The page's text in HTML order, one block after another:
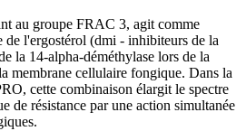
au groupe FRAC 3, agit comme
de l'ergostérol (dmi - inhibiteurs de la
la 14-alpha-déméthylase lors de la
membrane cellulaire fongique. Dans la
cette combinaison élargit le spectre
de résistance par une action simultanée